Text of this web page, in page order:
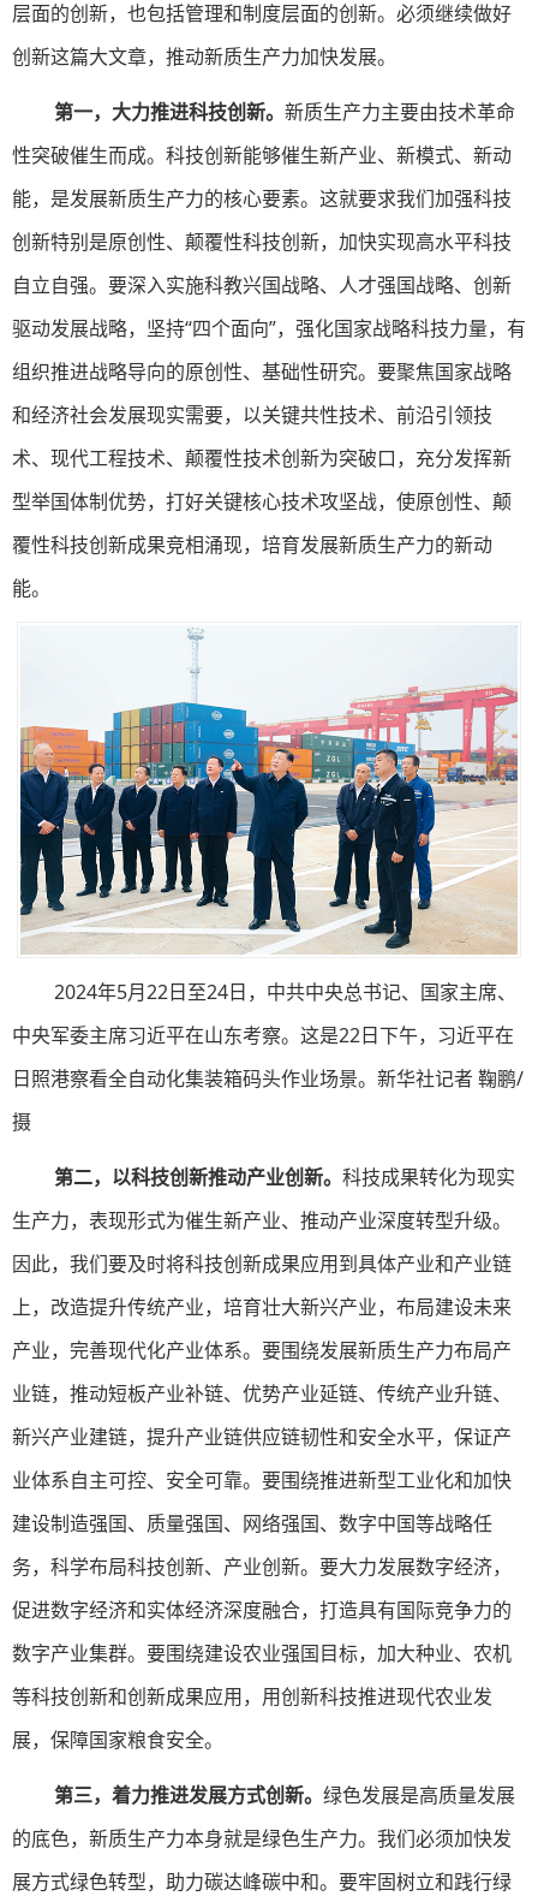
层面的创新，也包括管理和制度层面的创新。必须继续做好
创新这篇大文章，推动新质生产力加快发展。
第一，大力推进科技创新。 新质生产力主要由技术革命
性突破催生而成。科技创新能够催生新产业、新模式、新动
能，是发展新质生产力的核心要素。这就要求我们加强科技
创新特别是原创性、颠覆性科技创新，加快实现高水平科技
自立自强。要深入实施科教兴国战略、人才强国战略、创新
驱动发展战略，坚持“四个面向”，强化国家战略科技力量，有
组织推进战略导向的原创性、基础性研究。要聚焦国家战略
和经济社会发展现实需要，以关键共性技术、前沿引领技
术、现代工程技术、颠覆性技术创新为突破口，充分发挥新
型举国体制优势，打好关键核心技术攻坚战，使原创性、颠
覆性科技创新成果竞相涌现，培育发展新质生产力的新动
能。
2024年5月22日至24日，中共中央总书记、国家主席、
中央军委主席习近平在山东考察。这是22日下午，习近平在
日照港察看全自动化集装箱码头作业场景。新华社记者 鞠鹏/
摄
第二，以科技创新推动产业创新。 科技成果转化为现实
生产力，表现形式为催生新产业、推动产业深度转型升级。
因此，我们要及时将科技创新成果应用到具体产业和产业链
上，改造提升传统产业，培育壮大新兴产业，布局建设未来
产业，完善现代化产业体系。要围绕发展新质生产力布局产
业链，推动短板产业补链、优势产业延链、传统产业升链、
新兴产业建链，提升产业链供应链韧性和安全水平，保证产
业体系自主可控、安全可靠。要围绕推进新型工业化和加快
建设制造强国、质量强国、网络强国、数字中国等战略任
务，科学布局科技创新、产业创新。要大力发展数字经济，
促进数字经济和实体经济深度融合，打造具有国际竞争力的
数字产业集群。要围绕建设农业强国目标，加大种业、农机
等科技创新和创新成果应用，用创新科技推进现代农业发
展，保障国家粮食安全。
第三，着力推进发展方式创新。 绿色发展是高质量发展
的底色，新质生产力本身就是绿色生产力。我们必须加快发
展方式绿色转型，助力碳达峰碳中和。要牢固树立和践行绿